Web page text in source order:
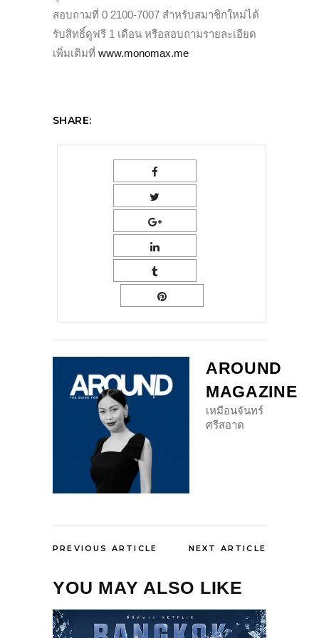
สอบถามที่ 0 2100-7007 สำหรับสมาชิกใหม่ได้
รับสิทธิ์ดูฟรี 1 เดือน หรือสอบถามรายละเอียด
เพิ่มเติมที่ www.monomax.me
SHARE:
AROUND
MAGAZINE
เหมือนจันทร์
ศรีสอาด
PREVIOUS ARTICLE NEXT ARTICLE
YOU MAY ALSO LIKE